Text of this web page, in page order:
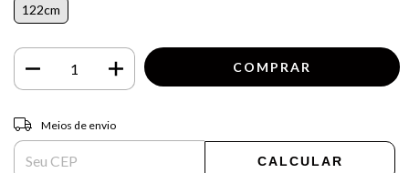
122cm
Entregas para o CEP:
Meios de envio
CALCULAR